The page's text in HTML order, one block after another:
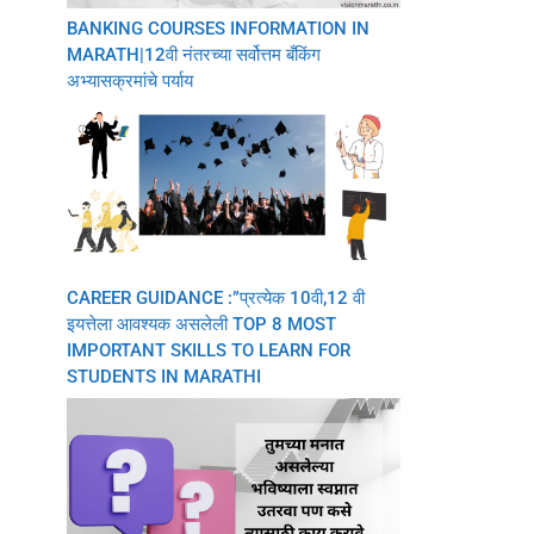
BANKING COURSES INFORMATION IN
MARATH|12वी नंतरच्या सर्वोत्तम बँकिंग
अभ्यासक्रमांचे पर्याय
CAREER GUIDANCE :”प्रत्येक 10वी,12 वी
इयत्तेला आवश्यक असलेली TOP 8 MOST
IMPORTANT SKILLS TO LEARN FOR
STUDENTS IN MARATHI